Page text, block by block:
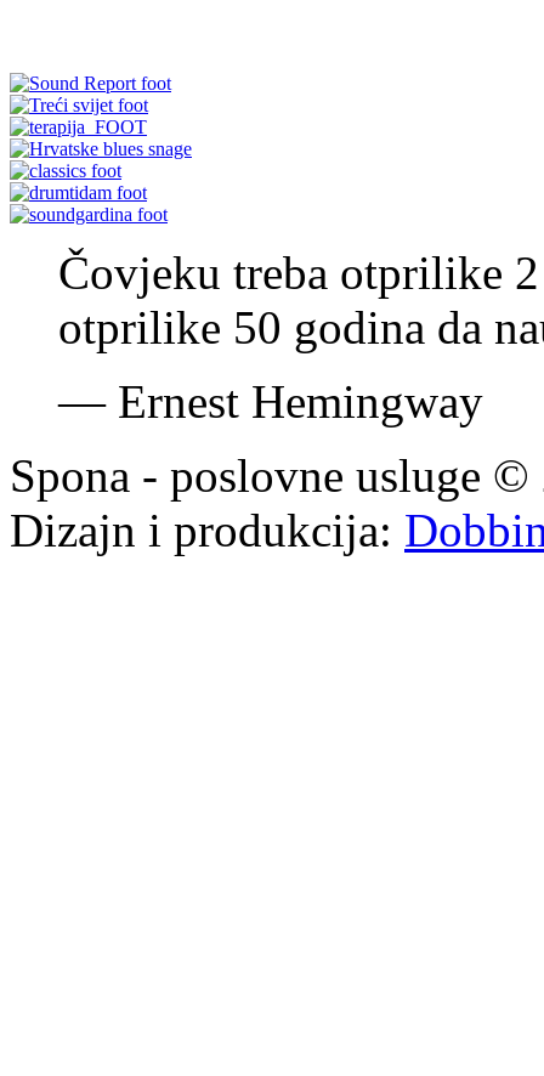
Čovjeku treba otprilike
otprilike 50 godina da
—Ernest Hemingway
Spona - poslovne usluge
Dizajn i produkcija: